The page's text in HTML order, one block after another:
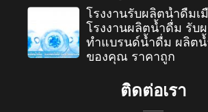
โรงงานรับผลิตน้ำดื่มเ
โรงงานผลิตน้ำดื่ม รับ
ทำแบรนด์น้ำดื่ม ผลิต
ของคุณ ราคาถูก
ติดต่อเรา